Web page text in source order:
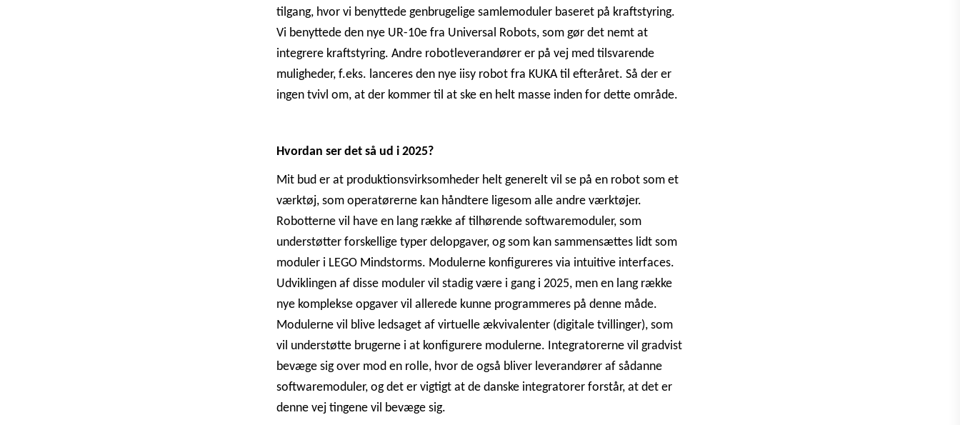
tilgang, hvor vi benyttede genbrugelige samlemoduler baseret på kraftstyring.
Vi benyttede den nye UR-10e fra Universal Robots, som gør det nemt at
integrere kraftstyring. Andre robotleverandører er på vej med tilsvarende
muligheder, f.eks. lanceres den nye iisy robot fra KUKA til efteråret. Så der er
ingen tvivl om, at der kommer til at ske en helt masse inden for dette område.
Hvordan ser det så ud i 2025?
Mit bud er at produktionsvirksomheder helt generelt vil se på en robot som et
værktøj, som operatørerne kan håndtere ligesom alle andre værktøjer.
Robotterne vil have en lang række af tilhørende softwaremoduler, som
understøtter forskellige typer delopgaver, og som kan sammensættes lidt som
moduler i LEGO Mindstorms. Modulerne konfigureres via intuitive interfaces.
Udviklingen af disse moduler vil stadig være i gang i 2025, men en lang række
nye komplekse opgaver vil allerede kunne programmeres på denne måde.
Modulerne vil blive ledsaget af virtuelle ækvivalenter (digitale tvillinger), som
vil understøtte brugerne i at konfigurere modulerne. Integratorerne vil gradvist
bevæge sig over mod en rolle, hvor de også bliver leverandører af sådanne
softwaremoduler, og det er vigtigt at de danske integratorer forstår, at det er
denne vej tingene vil bevæge sig.